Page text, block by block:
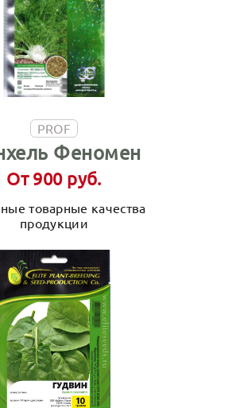
PROF
Феномен
От 900 руб.
товарные качества
продукции